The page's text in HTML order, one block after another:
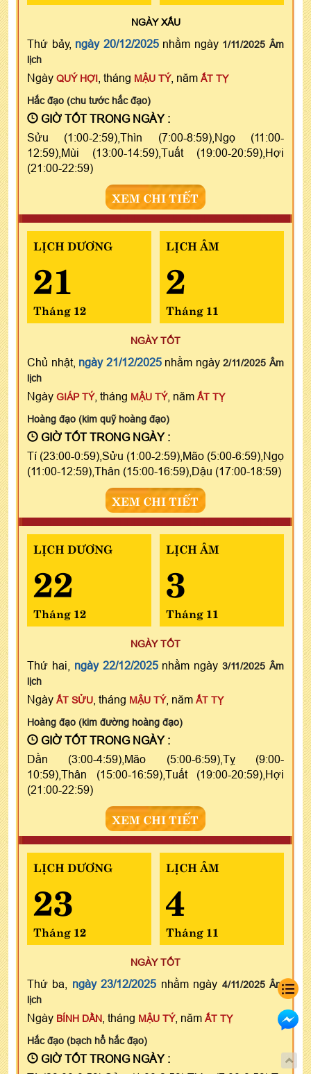
NGÀYXẤU
Thứ bảy, ngày 20/12/2025nhằm ngày 1/11/2025 Âm
lịch
Ngày QUÝ HỢI , tháng MẬU TÝ, năm ẤT TỴ
Hắc đạo (chu tước hắc đạo)
GIỜ TỐT TRONG NGÀY :
Sửu (1:00-2:59),Thìn (7:00-8:59),Ngọ (11:00-
12:59),Mùi (13:00-14:59),Tuất (19:00-20:59),Hợi
(21:00-22:59)
XEM CHI TIẾT
LỊCH DƯƠNG
21
Tháng 12
LỊCH ÂM
2
Tháng 11
NGÀY TỐT
Chủ nhật, ngày 21/12/2025nhằm ngày2/11/2025 Âm
lịch
Ngày GIÁP TÝ, tháng MẬU TÝ, năm ẤT TỴ
Hoàng đạo (kim quỹ hoàng đạo)
GIỜ TỐT TRONG NGÀY :
Tí (23:00-0:59),Sửu (1:00-2:59),Mão (5:00-6:59),Ngọ
(11:00-12:59),Thân (15:00-16:59),Dậu (17:00-18:59)
XEM CHI TIẾT
LỊCH DƯƠNG
22
Tháng 12
LỊCH ÂM
3
Tháng 11
NGÀY TỐT
Thứ hai, ngày 22/12/2025nhằm ngày3/11/2025 Âm
lịch
Ngày ẤT SỬU , tháng MẬU TÝ, năm ẤT TỴ
Hoàng đạo (kim đường hoàng đạo)
GIỜ TỐT TRONG NGÀY :
Dần (3:00-4:59),Mão (5:00-6:59),Tỵ (9:00-
10:59),Thân (15:00-16:59),Tuất (19:00-20:59),Hợi
(21:00-22:59)
XEM CHI TIẾT
LỊCH DƯƠNG
23
Tháng 12
LỊCH ÂM
4
Tháng 11
NGÀY TỐT
Thứ ba, ngày 23/12/2025 nhằm ngày 4/11/2025 Âm
lịch
Ngày BÍNH DẦN , tháng MẬU TÝ, năm ẤT TỴ
Hắc đạo (bạch hổ hắc đạo)
GIỜ TỐT TRONG NGÀY :